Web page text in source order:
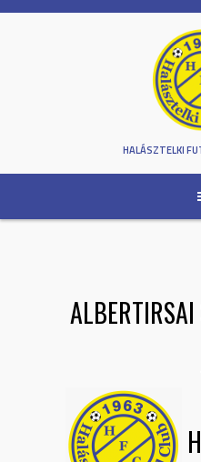
Skip
HALÁSZTELKI
ALBERTIRSAI